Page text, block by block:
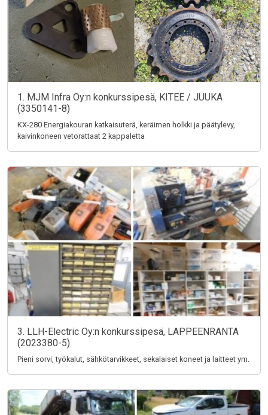
1. MJM Infra Oy:n konkurssipesä, KITEE / JUUKA
(3350141-8)
KX-280 Energiakouran katkaisuterä, keräimen holkki ja päätylevy,
kaivinkoneen vetorattaat 2 kappaletta
3. LLH-Electric Oy:n konkurssipesä, LAPPEENRANTA
(2023380-5)
Pieni sorvi, työkalut, sähkötarvikkeet, sekalaiset koneet ja laitteet ym.